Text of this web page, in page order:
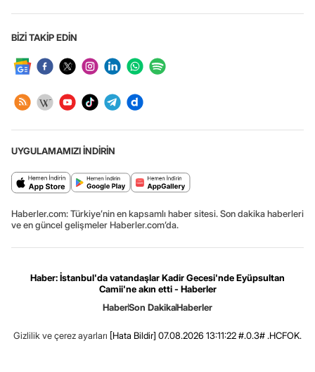
BİZİ TAKİP EDİN
UYGULAMAMIZI İNDİRİN
Haberler.com: Türkiye’nin en kapsamlı haber sitesi. Son dakika haberleri
ve en güncel gelişmeler Haberler.com’da.
Haber: İstanbul'da vatandaşlar Kadir Gecesi'nde Eyüpsultan
Camii'ne akın etti - Haberler
HaberSon DakikaHaberler
Gizlilik ve çerez ayarları [Hata Bildir] 07.08.2026 13:11:22 #.0.3# .HCFOK.